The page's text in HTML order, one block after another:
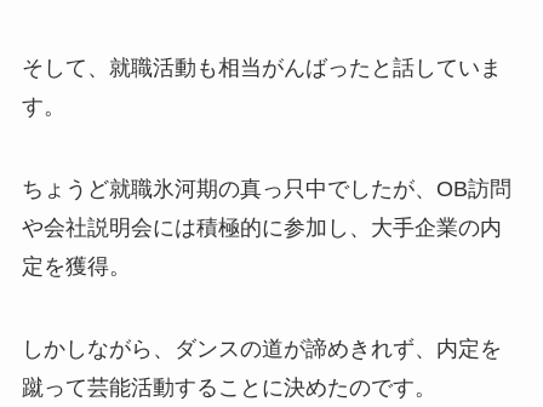
そして、就職活動も相当がんばったと話していま
す。
ちょうど就職氷河期の真っ只中でしたが、OB訪問
や会社説明会には積極的に参加し、大手企業の内
定を獲得。
しかしながら、ダンスの道が諦めきれず、内定を
蹴って芸能活動することに決めたのです。